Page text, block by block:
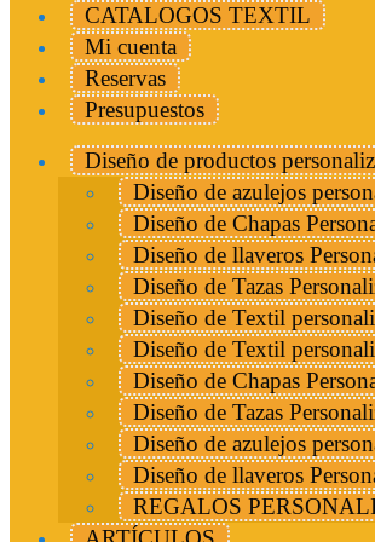
CATALOGOS TEXTIL
Mi cuenta
Reservas
Presupuestos
Diseño de productos
Diseño de azulejos
Diseño de Chapas
Diseño de llaveros
Diseño de Tazas
Diseño de Textil
Diseño de Textil
Diseño de Chapas
Diseño de Tazas
Diseño de azulejos
Diseño de llaveros
REGALOS